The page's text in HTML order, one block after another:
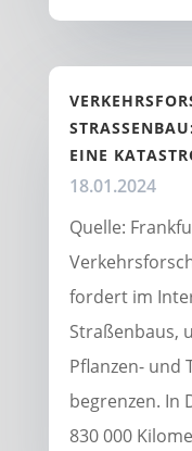
INE
18.01.2024
Quelle:
fordert im
Straßenbaus,
Pflanzen- und
begrenzen. In
830 000